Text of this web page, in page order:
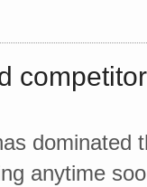
dominated
anytime